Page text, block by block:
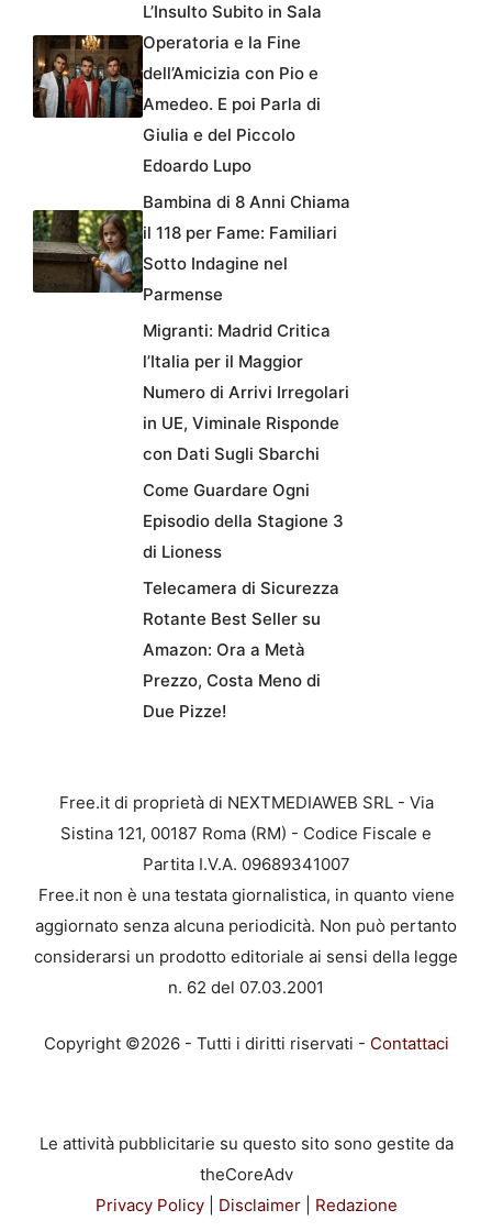
L’Insulto Subito in Sala
Operatoria e la Fine
dell’Amicizia con Pio e
Amedeo. E poi Parla di
Giulia e del Piccolo
Edoardo Lupo
Bambina di 8 Anni Chiama
il 118 per Fame: Familiari
Sotto Indagine nel
Parmense
Migranti: Madrid Critica
l’Italia per il Maggior
Numero di Arrivi Irregolari
in UE, Viminale Risponde
con Dati Sugli Sbarchi
Come Guardare Ogni
Episodio della Stagione 3
di Lioness
Telecamera di Sicurezza
Rotante Best Seller su
Amazon: Ora a Metà
Prezzo, Costa Meno di
Due Pizze!
Free.it di proprietà di NEXTMEDIAWEB SRL - Via
Sistina 121, 00187 Roma (RM) - Codice Fiscale e
Partita I.V.A. 09689341007
Free.it non è una testata giornalistica, in quanto viene
aggiornato senza alcuna periodicità. Non può pertanto
considerarsi un prodotto editoriale ai sensi della legge
n. 62 del 07.03.2001
Copyright ©2026 - Tutti i diritti riservati - Contattaci
Le attività pubblicitarie su questo sito sono gestite da
theCoreAdv
Privacy Policy| Disclaimer| Redazione